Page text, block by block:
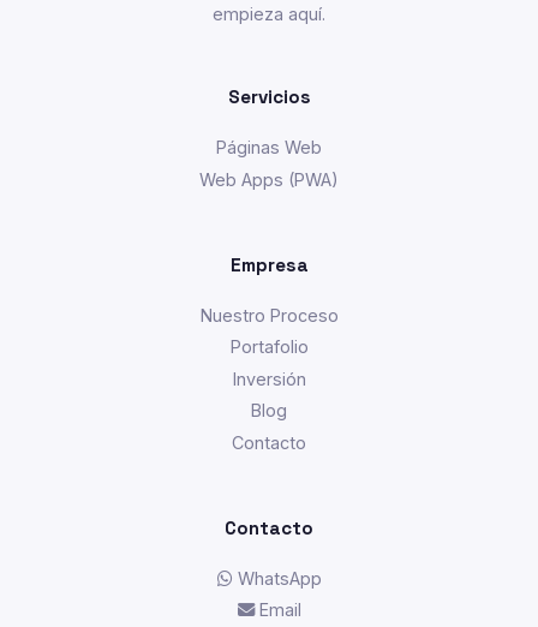
empieza aquí.
Servicios
Páginas Web
Web Apps (PWA)
Empresa
Nuestro Proceso
Portafolio
Inversión
Blog
Contacto
Contacto
WhatsApp
Email